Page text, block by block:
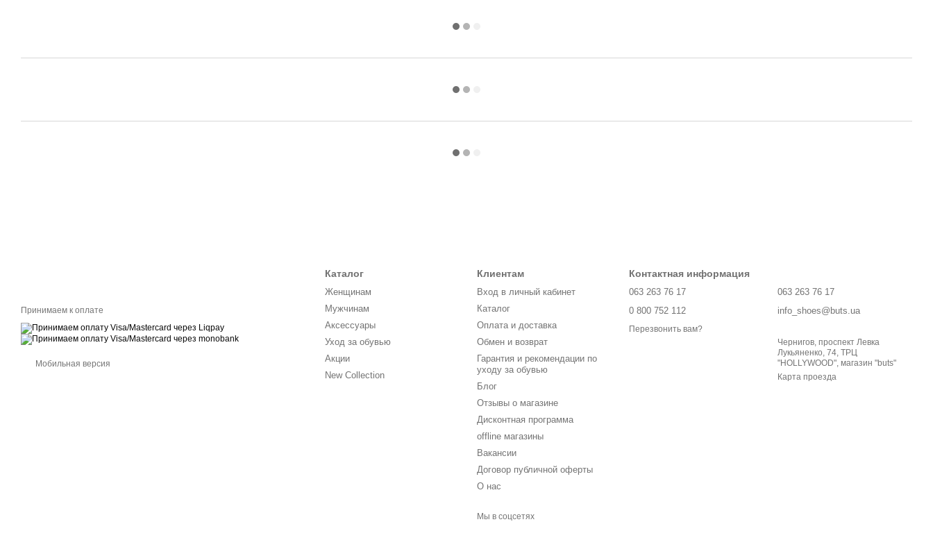
Принимаем к оплате
Мобильная версия
Каталог
Женщинам
Мужчинам
Аксессуары
Уход за обувью
Акции
New Collection
Клиентам
Вход в личный кабинет
Каталог
Оплата и доставка
Обмен и возврат
Гарантия и рекомендации по
уходу за обувью
Блог
Отзывы о магазине
Дисконтная программа
offline магазины
Вакансии
Договор публичной оферты
О нас
Мы в соцсетях
Контактная информация
063 263 76 17
0 800 752 112
Перезвонить вам?
063 263 76 17
info_shoes@buts.ua
Чернигов, проспект Левка
Лукьяненко, 74, ТРЦ
"HOLLYWOOD", магазин "buts"
Карта проезда